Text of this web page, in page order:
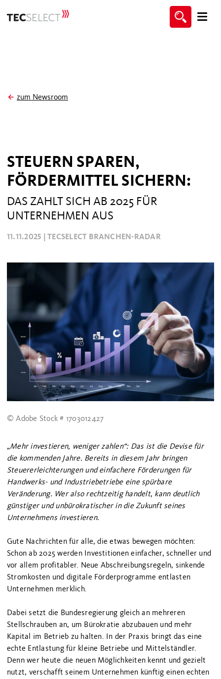
zum Newsroom
STEUERN SPAREN,
FÖRDERMITTEL SICHERN:
DAS ZAHLT SICH AB 2025 FÜR
UNTERNEHMEN AUS
11.11.2025 |TECSELECT BRANCHEN-RADAR
© Adobe Stock # 1703012427
„Mehr investieren, weniger zahlen“: Das ist die Devise für
die kommenden Jahre. Bereits in diesem Jahr bringen
Steuererleichterungen und einfachere Förderungen für
Handwerks- und Industriebetriebe eine spürbare
Veränderung. Wer also rechtzeitig handelt, kann deutlich
günstiger und unbürokratischer in die Zukunft seines
Unternehmens investieren.
Gute Nachrichten für alle, die etwas bewegen möchten:
Schon ab 2025 werden Investitionen einfacher, schneller und
vor allem profitabler. Neue Abschreibungsregeln, sinkende
Stromkosten und digitale Förderprogramme entlasten
Unternehmen merklich.
Dabei setzt die Bundesregierung gleich an mehreren
Stellschrauben an, um Bürokratie abzubauen und mehr
Kapital im Betrieb zu halten. In der Praxis bringt das eine
echte Entlastung für kleine Betriebe und Mittelständler.
Denn wer heute die neuen Möglichkeiten kennt und gezielt
nutzt, verschafft seinem Unternehmen künftig einen echten